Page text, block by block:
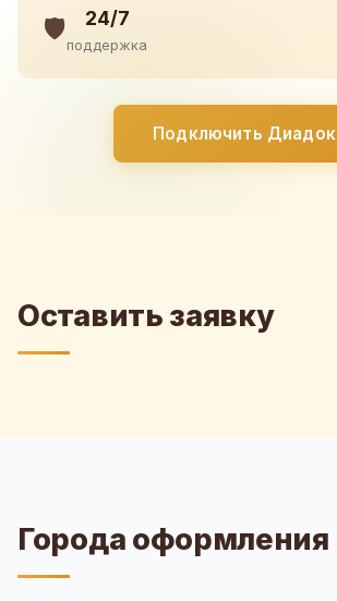
🛡️ 24/7
поддержка
Подключить Диадок
Оставить заявку
Города оформления